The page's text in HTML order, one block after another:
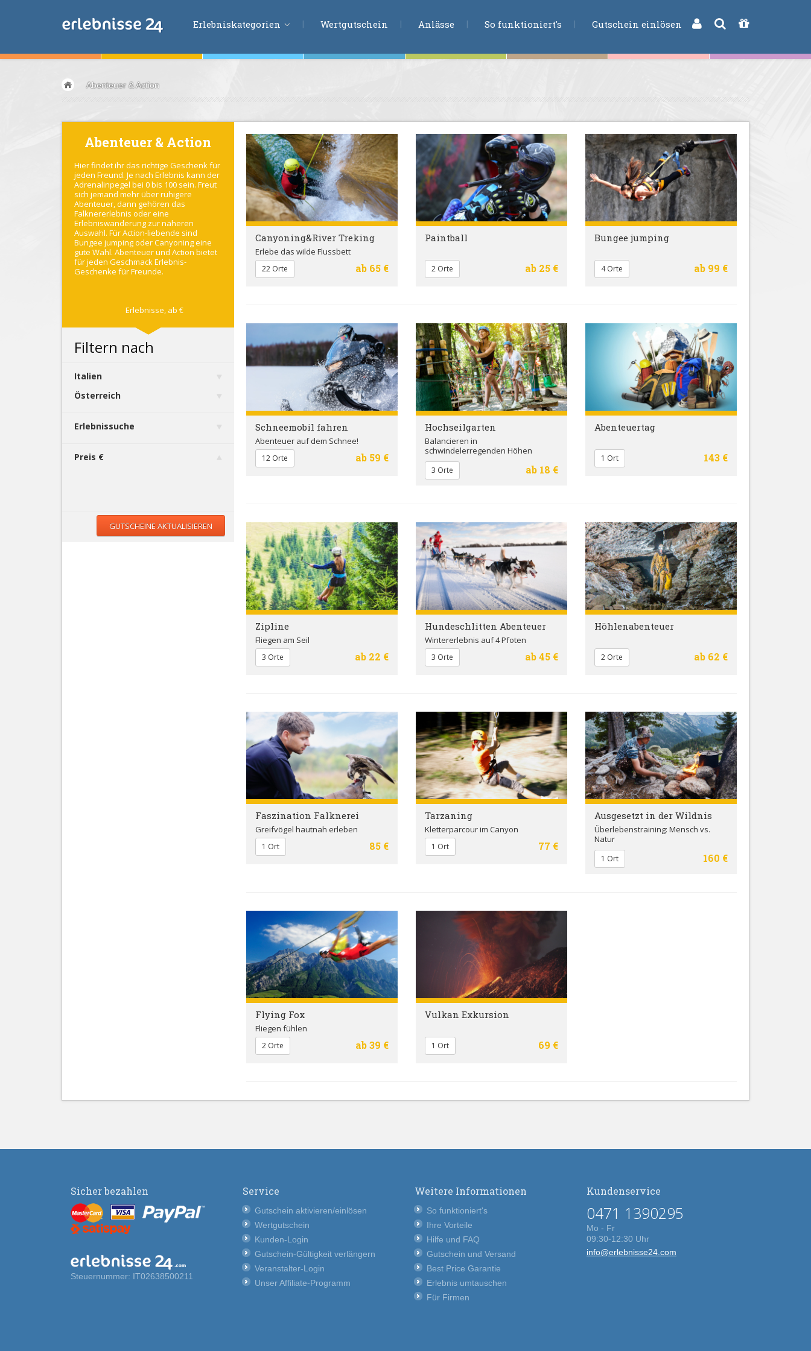
Erlebniskategorien
Sport &
Fitness
Essen &
Trinken
Wellness &Gesundheit
Wind
Lifestyle &Phantasie
Kids &
Family
Übernachtungen
Wertgutschein Anlässe So funktioniert's Gutschein einlösen
Abenteuer & Action
Abenteuer & Action
Hier findet ihr das richtige Geschenk für
jeden Freund. Je nach Erlebnis kann der
Adrenalinpegel bei 0 bis 100 sein. Freut
sich jemand mehr über ruhigere
Abenteuer, dann gehören das
Falknererlebnis oder eine
Erlebniswanderung zur näheren
Auswahl. Für Action-liebende sind
Bungee jumping oder Canyoning eine
gute Wahl. Abenteuer und Action bietet
für jeden Geschmack Erlebnis-
Geschenke für Freunde.
Erlebnisse, ab €
Filtern nach
Italien
Österreich
Erlebnissuche
Preis €
GUTSCHEINE AKTUALISIEREN
Canyoning&River Treking
Erlebe das wilde Flussbett
ab 65 €
22 Orte
Paintball
ab 25 €
2 Orte
Bungee jumping
ab 99 €
4 Orte
Schneemobil fahren
Abenteuer auf dem Schnee!
ab 59 €
12 Orte
Hochseilgarten
Balancieren in
schwindelerregenden Höhen
ab 18 €
3 Orte
Abenteuertag
143 €
1 Ort
Zipline
Fliegen am Seil
ab 22 €
3 Orte
Hundeschlitten Abenteuer
Wintererlebnis auf 4 Pfoten
ab 45 €
3 Orte
Höhlenabenteuer
ab 62 €
2 Orte
Faszination Falknerei
Greifvögel hautnah erleben
85 €
1 Ort
Tarzaning
Kletterparcour im Canyon
77 €
1 Ort
Ausgesetzt in der Wildnis
Überlebenstraining: Mensch vs.
Natur
160 €
1 Ort
Flying Fox
Fliegen fühlen
ab 39 €
2 Orte
Vulkan Exkursion
69 €
1 Ort
Sicher bezahlen
Steuernummer: IT02638500211
Service
Gutschein aktivieren/einlösen
Wertgutschein
Kunden-Login
Gutschein-Gültigkeit verlängern
Veranstalter-Login
Unser Affiliate-Programm
Weitere Informationen
So funktioniert's
Ihre Vorteile
Hilfe und FAQ
Gutschein und Versand
Best Price Garantie
Erlebnis umtauschen
Für Firmen
Kundenservice
0471 1390295
Mo - Fr
09:30-12:30 Uhr
info@erlebnisse24.com